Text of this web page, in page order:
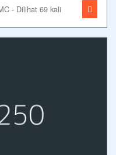
- Dilihat 69 kali